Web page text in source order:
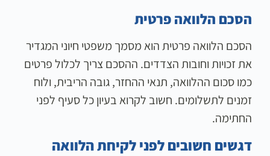
הסכם הלוואה פרטית
הסכם הלוואה פרטית הוא מסמך משפטי חיוני המגדיר
את זכויות וחובות הצדדים. ההסכם צריך לכלול פרטים
כמו סכום ההלוואה, תנאי ההחזר, גובה הריבית, ולוח
זמנים לתשלומים. חשוב לקרוא בעיון כל סעיף לפני
החתימה.
דגשים חשובים לפני לקיחת הלוואה